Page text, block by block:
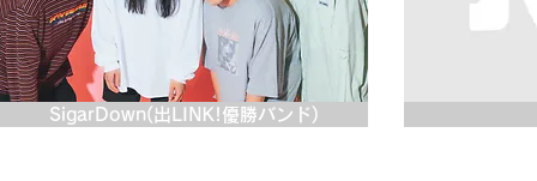
SigarDown(出LINK!優勝バンド)